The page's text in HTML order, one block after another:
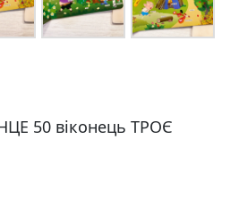
50 віконець ТРОЄ